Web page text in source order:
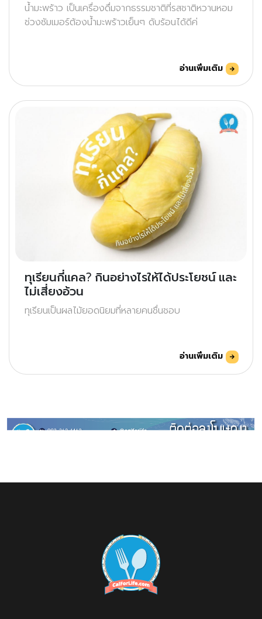
น้ำมะพร้าว เป็นเครื่องดื่มจากธรรมชาติที่รสชาติหวานหอม
ช่วงซัมเมอร์ต้องน้ำมะพร้าวเย็นๆ ดับร้อนได้ดีค่
อ่านเพิ่มเติม
ทุเรียนกี่แคล? กินอย่างไรให้ได้ประโยชน์ และ
ไม่เสี่ยงอ้วน
ทุเรียนเป็นผลไม้ยอดนิยมที่หลายคนชื่นชอบ
อ่านเพิ่มเติม